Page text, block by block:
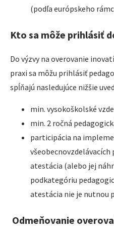
(podľa európskeho
Kto sa môže prihlásiť
Do výzvy na overovanie
praxi sa môžu prihlásiť
spĺňajú nasledujúce nižšie
min. vysokoškolské
min. 2 ročná
participácia na
atestácia (alebo jej
podkategóriu
atestácia nie je nutnou
Odmeňovanie